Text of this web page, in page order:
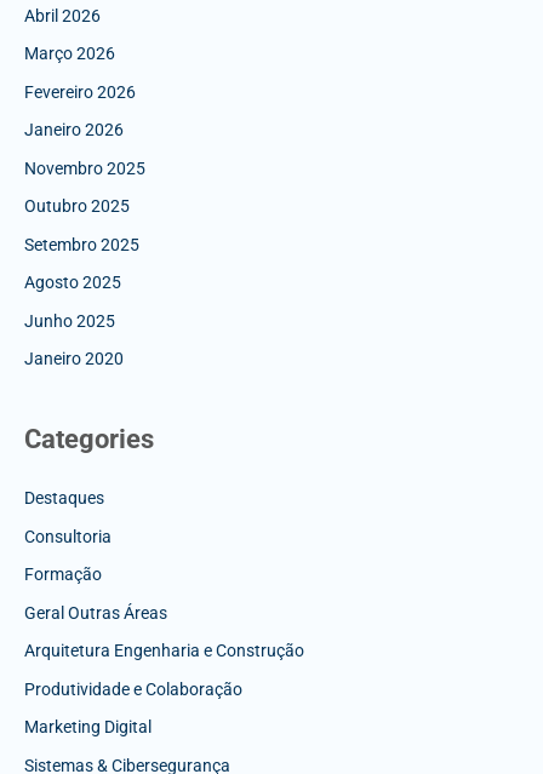
Abril 2026
Março 2026
Fevereiro 2026
Janeiro 2026
Novembro 2025
Outubro 2025
Setembro 2025
Agosto 2025
Junho 2025
Janeiro 2020
Categories
Destaques
Consultoria
Formação
Geral Outras Áreas
Arquitetura Engenharia e Construção
Produtividade e Colaboração
Marketing Digital
Sistemas & Cibersegurança